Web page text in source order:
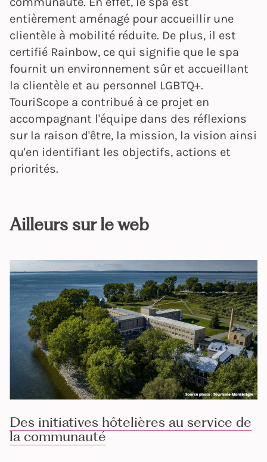
entièrement aménagé pour accueillir une
clientèle à mobilité réduite. De plus, il est
certifié Rainbow, ce qui signifie que le spa
fournit un environnement sûr et accueillant
la clientèle et au personnel LGBTQ+.
TouriScope a contribué à ce projet en
accompagnant l'équipe dans des réflexions
sur la raison d'être, la mission, la vision ainsi
qu'en identifiant les objectifs, actions et
priorités.
Ailleurs sur le web
Des initiatives hôtelières au service de
la communauté